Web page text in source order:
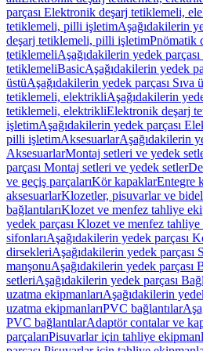
parçası Elektronik deşarj tetiklemeli,
tetiklemeli, pilli işletimAşağıdakilerin
deşarj tetiklemeli, pilli işletimPnömatik
tetiklemeliAşağıdakilerin yedek
tetiklemeliBasicAşağıdakilerin yedek
üstüAşağıdakilerin yedek parçası Sıva
tetiklemeli, elektrikliAşağıdakilerin
tetiklemeli, elektrikliElektronik deşarj
işletimAşağıdakilerin yedek parçası
pilli işletimAksesuarlarAşağıdakilerin
AksesuarlarMontaj setleri ve yedek
parçası Montaj setleri ve yedek setler
ve geçiş parçalarıKör kapaklarEntegre
aksesuarlarKlozetler, pisuvarlar ve
bağlantılarıKlozet ve menfez tahliye
yedek parçası Klozet ve menfez tahliye
sifonlarıAşağıdakilerin yedek parçası
dirsekleriAşağıdakilerin yedek parçası
manşonuAşağıdakilerin yedek parçası
setleriAşağıdakilerin yedek parçası
uzatma ekipmanlarıAşağıdakilerin
uzatma ekipmanlarıPVC bağlantılar
PVC bağlantılarAdaptör contalar ve
parçalarıPisuvarlar için tahliye